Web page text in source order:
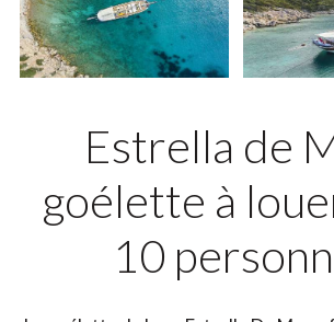
Estrella de
goélette à
10